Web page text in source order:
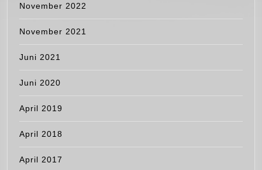
November 2022
November 2021
Juni 2021
Juni 2020
April 2019
April 2018
April 2017